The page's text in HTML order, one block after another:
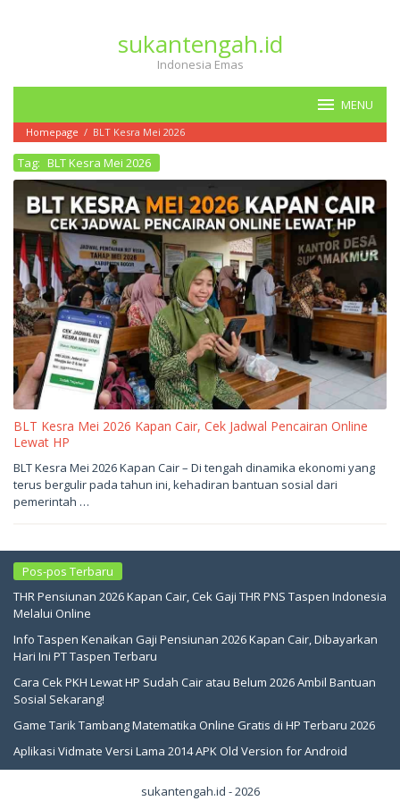
sukantengah.id
Indonesia Emas
MENU
Homepage / BLT Kesra Mei 2026
Tag: BLT Kesra Mei 2026
BLT Kesra Mei 2026 Kapan Cair, Cek Jadwal Pencairan Online
Lewat HP
Mei
3,
oleh
sukantengah
BLT Kesra Mei 2026 Kapan Cair – Di tengah dinamika ekonomi yang
terus bergulir pada tahun ini, kehadiran bantuan sosial dari
pemerintah …
Pos-pos Terbaru
THR Pensiunan 2026 Kapan Cair, Cek Gaji THR PNS Taspen Indonesia
Melalui Online
Info Taspen Kenaikan Gaji Pensiunan 2026 Kapan Cair, Dibayarkan
Hari Ini PT Taspen Terbaru
Cara Cek PKH Lewat HP Sudah Cair atau Belum 2026 Ambil Bantuan
Sosial Sekarang!
Game Tarik Tambang Matematika Online Gratis di HP Terbaru 2026
Aplikasi Vidmate Versi Lama 2014 APK Old Version for Android
sukantengah.id - 2026